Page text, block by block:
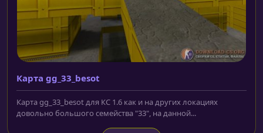
Карта gg_33_besot
Карта gg_33_besot для КС 1.6 как и на других локациях
довольно большого семейства "33", на данной...